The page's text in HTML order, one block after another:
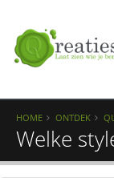
HOME ONTDEK
Welke